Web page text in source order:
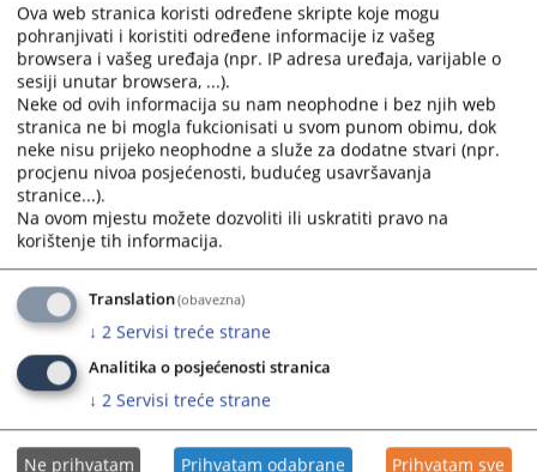
Ova web stranica koristi određene skripte koje mogu
pohranjivati i koristiti određene informacije iz vašeg
browsera i vašeg uređaja (npr. IP adresa uređaja, varijable o
sesiji unutar browsera, ...).
Neke od ovih informacija su nam neophodne i bez njih web
stranica ne bi mogla fukcionisati u svom punom obimu, dok
neke nisu prijeko neophodne a služe za dodatne stvari (npr.
procjenu nivoa posjećenosti, budućeg usavršavanja
stranice...).
Na ovom mjestu možete dozvoliti ili uskratiti pravo na
korištenje tih informacija.
Translation(obavezna)
↓ 2 Servisi treće strane
Analitika o posjećenosti stranica
↓ 2 Servisi treće strane
Ne prihvatam Prihvatam odabrane Prihvatam sve